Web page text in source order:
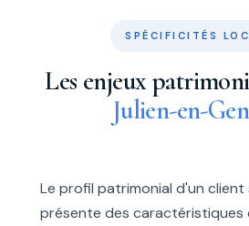
SPÉCIFICITÉS
Les enjeux
Julien-en-
Le profil patrimonial d'un
présente des caractéristiques